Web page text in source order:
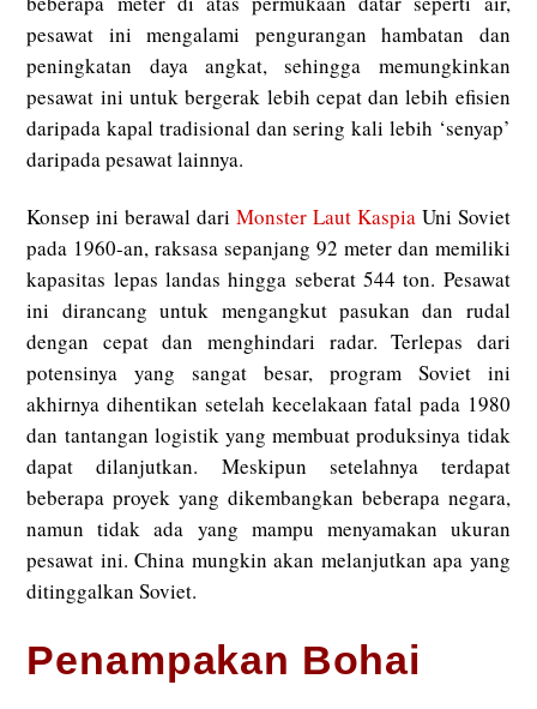
pesawat ini mengalami pengurangan hambatan dan
peningkatan daya angkat, sehingga memungkinkan
pesawat ini untuk bergerak lebih cepat dan lebih efisien
daripada kapal tradisional dan sering kali lebih ‘senyap’
daripada pesawat lainnya.
Konsep ini berawal dari Monster Laut KaspiaUni Soviet
pada 1960-an, raksasa sepanjang 92 meter dan memiliki
kapasitas lepas landas hingga seberat 544 ton. Pesawat
ini dirancang untuk mengangkut pasukan dan rudal
dengan cepat dan menghindari radar. Terlepas dari
potensinya yang sangat besar, program Soviet ini
akhirnya dihentikan setelah kecelakaan fatal pada 1980
dan tantangan logistik yang membuat produksinya tidak
dapat dilanjutkan. Meskipun setelahnya terdapat
beberapa proyek yang dikembangkan beberapa negara,
namun tidak ada yang mampu menyamakan ukuran
pesawat ini. China mungkin akan melanjutkan apa yang
ditinggalkan Soviet.
Penampakan Bohai